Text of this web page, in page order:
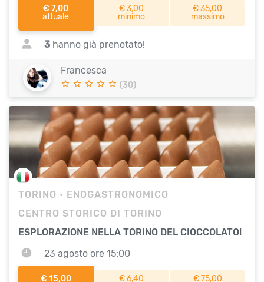
€ 7,00
attuale
€ 3,00
minimo
€ 35,00
massimo
3 hanno già prenotato!
Francesca
(30)
TORINO • ENOGASTRONOMICO
CENTRO STORICO DI TORINO
ESPLORAZIONE NELLA TORINO DEL CIOCCOLATO!
23 agosto ore 15:00
€ 15,00
€ 6,40
€ 75,00